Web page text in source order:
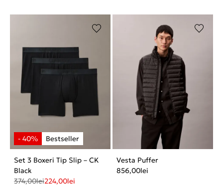
Set 3 Boxeri Tip Slip – CK
Black
374,00lei224,00lei
Vesta Puffer
856,00lei